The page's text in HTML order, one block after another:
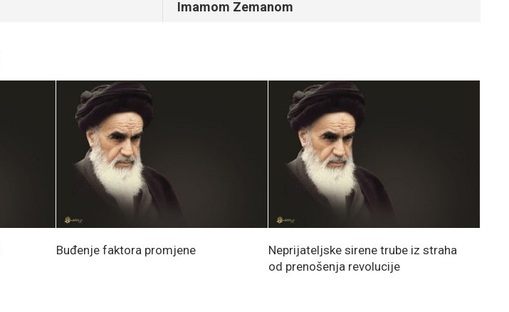
Imamom Zemanom
Buđenje faktora promjene
Neprijateljske sirene trube iz straha
od prenošenja revolucije